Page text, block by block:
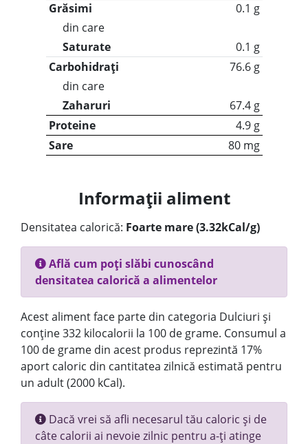
Grăsimi
0.1 g
din care
Saturate
0.1 g
Carbohidrați
76.6 g
din care
Zaharuri
67.4 g
Proteine
4.9 g
Sare
80 mg
Informații aliment
Densitatea calorică: Foarte mare (3.32kCal/g)
Află cum poți slăbi cunoscând
densitatea calorică a alimentelor
Acest aliment face parte din categoria Dulciuri și
conține 332 kilocalorii la 100 de grame. Consumul a
100 de grame din acest produs reprezintă 17%
aport caloric din cantitatea zilnică estimată pentru
un adult (2000 kCal).
Dacă vrei să afli necesarul tău caloric și de
câte calorii ai nevoie zilnic pentru a-ți atinge